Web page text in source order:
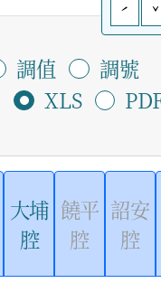
ˊ
ˇ
調值
調號
XLS
大埔
腔
饒平
腔
詔安
腔